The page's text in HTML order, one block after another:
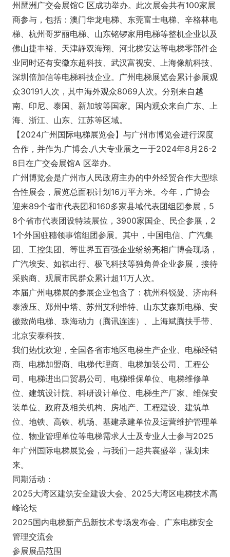
州琶洲广交会展馆C 区成功举办。此次展会共有100家展
商参与，包括：澳门华龙电梯、东莞富士电梯、辛格林电
梯、杭州哥罗丽电梯、山东铭锣家用电梯等整机企业以及
佛山捷丰裕、天津静双海翔、河北梯安达等电梯零部件企
业同时还有安徽东超科技、武汉富视安、上海像航科技、
深圳倍加信等电梯科技企业。广州电梯展览会累计参展观
众30191人次，其中海外观众8069人次。分别来自越
南、印尼、泰国、新加坡等国家。国内观众来自广东、上
海、浙江、山东、江苏等区域。
【2024广州国际电梯展览会】与广州市博览会进行深度
合作，并作为.广博会.八大专业展之一于2024年8月26-2
8日在广交会展馆A 区举办。
广州博览会是广州市人民政府主办的中外经贸合作大型综
合性展会，展览总面积计划16万平方米。今年，广博会
迎来89个省市代表团和160多家县域代表团组团参展，5
8个省市代表团设特装展位，3900家国企、民企参展，2
1个外国驻穗领事馆组团参展。其中，中国电信、广汽集
团、工控集团、等世界五百强企业纷纷亮相广博会现场，
广汽埃安、如祺出行、极飞科技等独角兽企业参展，接待
采购商、观展市民群众累计超11万人次。
本届广州电梯展的参展企业包含了：杭州科锐曼、济南科
泰液压、郑州中塔、苏州艾利维特、山东艾森斯电梯、安
徽致尚电梯、珠海动力（腾讯连连）、上海斌腾扶手带、
北京安泰科技、
我们热忱欢迎，全国各省市地区电梯生产企业、电梯经销
商、电梯加盟商、电梯代理商、电梯加装公司、工程公
司、电梯进出口贸易公司、电梯维保单位、电梯维修单
位、建筑设计院、科研设计单位、电梯生产厂家、维保安
装单位、政府及相关机构、房地产、工程建设、建筑单
位、地铁、高铁、机场、基建承建单位及运营维护管理单
位、物业管理单位等电梯需求人士及专业人士参与2025
年广州国际电梯展览会，与我们一起共襄盛举，谋划未
来。
同期活动：
2025大湾区建筑安全建设大会、2025大湾区电梯技术高
峰论坛
2025国内电梯新产品新技术专场发布会、广东电梯安全
管理交流会
参展展品范围